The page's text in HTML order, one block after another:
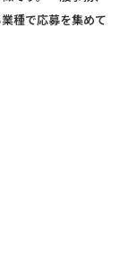
種で応募を集めて